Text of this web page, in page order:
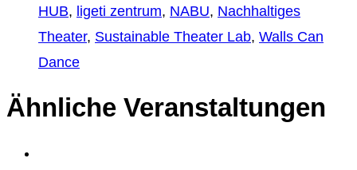
HUB, ligeti zentrum, NABU, Nachhaltiges
Theater, Sustainable Theater Lab, Walls Can
Dance
Ähnliche Veranstaltungen